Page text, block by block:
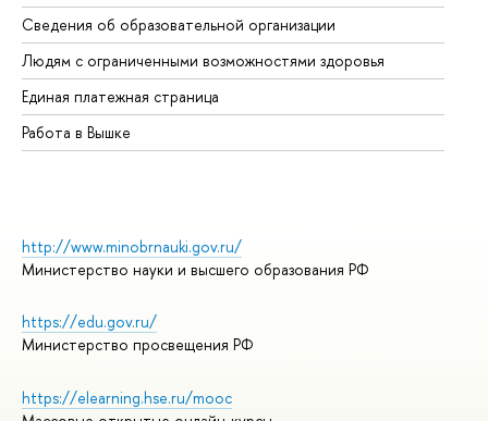
Сведения об образовательной организации
Людям с ограниченными возможностями здоровья
Единая платежная страница
Работа в Вышке
http://www.minobrnauki.gov.ru/
Министерство науки и высшего образования РФ
https://edu.gov.ru/
Министерство просвещения РФ
https://elearning.hse.ru/mooc